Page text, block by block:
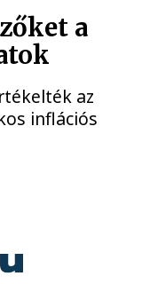
a
az
inflációs